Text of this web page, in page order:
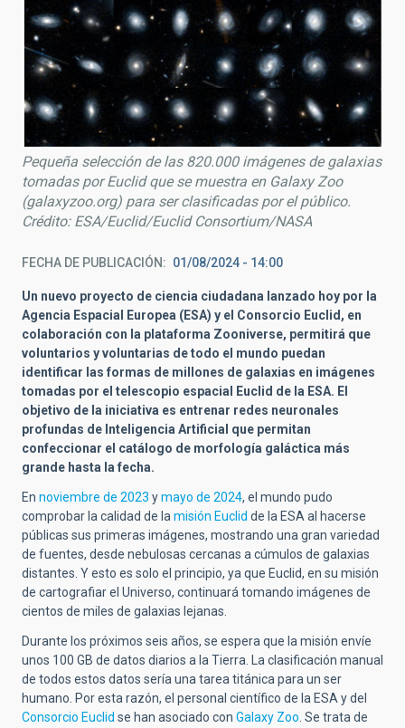
Pequeña selección de las 820.000 imágenes de galaxias
tomadas por Euclid que se muestra en Galaxy Zoo
(galaxyzoo.org) para ser clasificadas por el público.
Crédito: ESA/Euclid/Euclid Consortium/NASA
FECHA DE PUBLICACIÓN 01/08/2024 - 14:00
Un nuevo proyecto de ciencia ciudadana lanzado hoy por la
Agencia Espacial Europea (ESA) y el Consorcio Euclid, en
colaboración con la plataforma Zooniverse, permitirá que
voluntarios y voluntarias de todo el mundo puedan
identificar las formas de millones de galaxias en imágenes
tomadas por el telescopio espacial Euclid de la ESA. El
objetivo de la iniciativa es entrenar redes neuronales
profundas de Inteligencia Artificial que permitan
confeccionar el catálogo de morfología galáctica más
grande hasta la fecha.
En noviembre de 2023 ymayo de 2024, el mundo pudo
comprobar la calidad de lamisión Euclid de la ESA al hacerse
públicas sus primeras imágenes, mostrando una gran variedad
de fuentes, desde nebulosas cercanas a cúmulos de galaxias
distantes. Y esto es solo el principio, ya que Euclid, en su misión
de cartografiar el Universo, continuará tomando imágenes de
cientos de miles de galaxias lejanas.
Durante los próximos seis años, se espera que la misión envíe
unos 100 GB de datos diarios a la Tierra. La clasificación manual
de todos estos datos sería una tarea titánica para un ser
humano. Por esta razón, el personal científico de la ESA y del
Consorcio Euclid se han asociado con Galaxy Zoo. Se trata de